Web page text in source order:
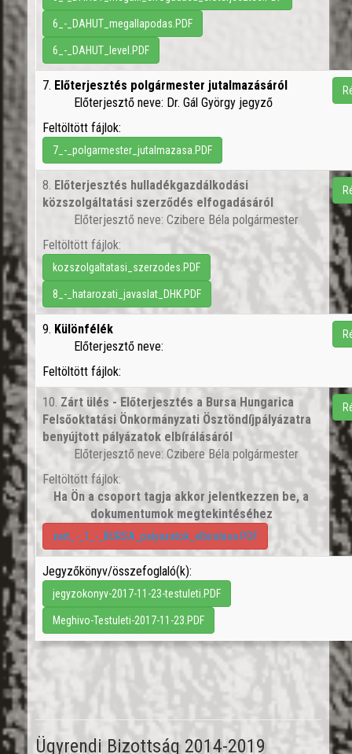
6_-_DAHUT_megallapodas.PDF
6_-_DAHUT_level.PDF
7. Előterjesztés polgármester jutalmazásáról
Előterjesztő neve: Dr. Gál György jegyző
Feltöltött fájlok:
7_-_polgarmester_jutalmazasa.PDF
8. Előterjesztés hulladékgazdálkodási
közszolgáltatási szerződés elfogadásáról
Előterjesztő neve: Czibere Béla polgármester
Feltöltött fájlok:
kozszolgaltatasi_szerzodes.PDF
8_-_hatarozati_javaslat_DHK.PDF
9. Különfélék
Előterjesztő neve:
Feltöltött fájlok:
10. Zárt ülés - Előterjesztés a Bursa Hungarica
Felsőoktatási Önkormányzati Ösztöndíjpályázatra
benyújtott pályázatok elbírálásáról
Előterjesztő neve: Czibere Béla polgármester
Feltöltött fájlok:
Ha Ön a csoport tagja akkor jelentkezzen be, a
dokumentumok megtekintéséhez
zart_-_1_-_BURSA_palyazatok_elbiralasa.PDF
Jegyzőkönyv/összefoglaló(k):
jegyzokonyv-2017-11-23-testuleti.PDF
Meghivo-Testuleti-2017-11-23.PDF
Ügyrendi Bizottság 2014-2019